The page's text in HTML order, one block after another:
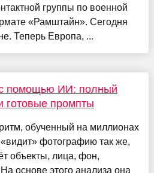
группы по военной
«Рамштайн». Сегодня
Теперь Европа, ...
помощью ИИ: полный
готовые промпты
обученный на миллионах
фотографию так же,
объекты, лица, фон,
основе этого анализа она